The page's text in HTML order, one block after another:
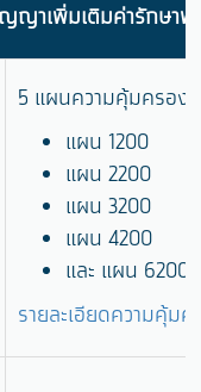
ญาเพิ่มเติมค่ารักษาพ
5 แผนความคุ้มครอง
แผน 1200
แผน 2200
แผน 3200
แผน 4200
และ แผน 6200
รายละเอียดความคุ้ม